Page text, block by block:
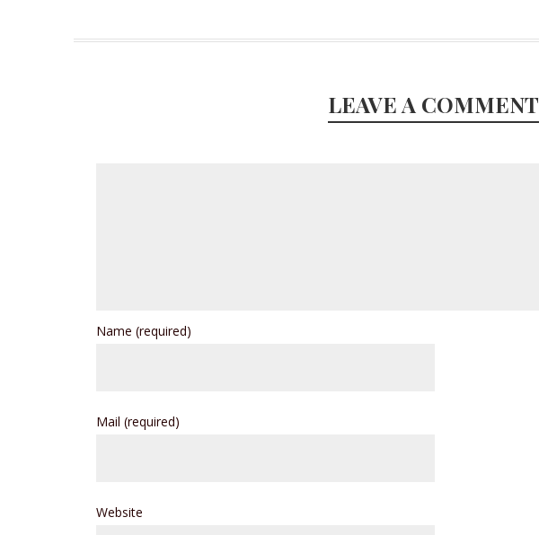
LEAVE A COMMENT
Name (required)
Mail (required)
Website